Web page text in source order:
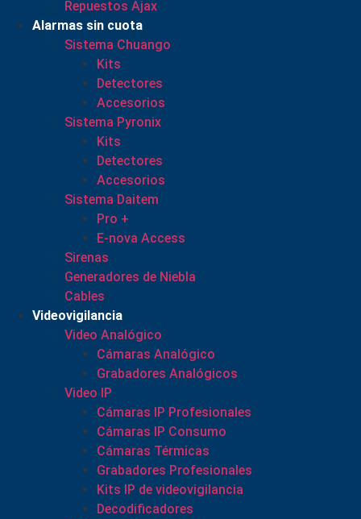
Repuestos Ajax
Alarmas sin cuota
Sistema Chuango
Kits
Detectores
Accesorios
Sistema Pyronix
Kits
Detectores
Accesorios
Sistema Daitem
Pro +
E-nova Access
Sirenas
Generadores de Niebla
Cables
Videovigilancia
Video Analógico
Cámaras Analógico
Grabadores Analógicos
Video IP
Cámaras IP Profesionales
Cámaras IP Consumo
Cámaras Térmicas
Grabadores Profesionales
Kits IP de videovigilancia
Decodificadores